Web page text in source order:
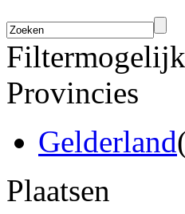
Provincies
Gelderland
Plaatsen